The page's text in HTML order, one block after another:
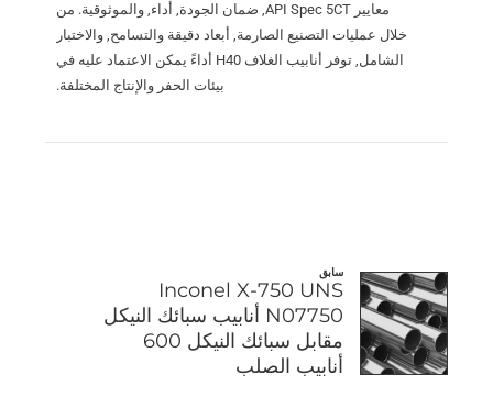
معايير API Spec 5CT, ضمان الجودة, أداء, والموثوقية. من
خلال عمليات التصنيع الصارمة, أبعاد دقيقة والتسامح, والاختبار
الشامل, توفر أنابيب الغلاف H40 أداءً يمكن الاعتماد عليه في
بيئات الحفر والإنتاج المختلفة.
سابق
Inconel X-750 UNS
N07750 أنابيب سبائك النيكل
مقابل سبائك النيكل 600
أنابيب الصلب